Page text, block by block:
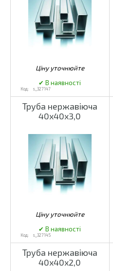
s_327147
Труба нержавіюча
40х40х3,0
s_327145
Труба нержавіюча
40х40х2,0